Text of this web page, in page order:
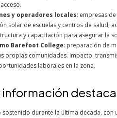
y operadores locales: empresas
solar de escuelas y centros de salud,
y capacitación para asegurar la
Barefoot College: preparación de
propias comunidades. Impacto:
laborales en la zona.
información
durante la última década,